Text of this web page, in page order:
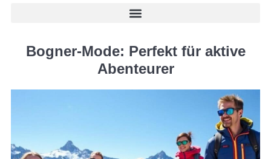
Bogner-Mode: Perfekt für aktive
Abenteurer